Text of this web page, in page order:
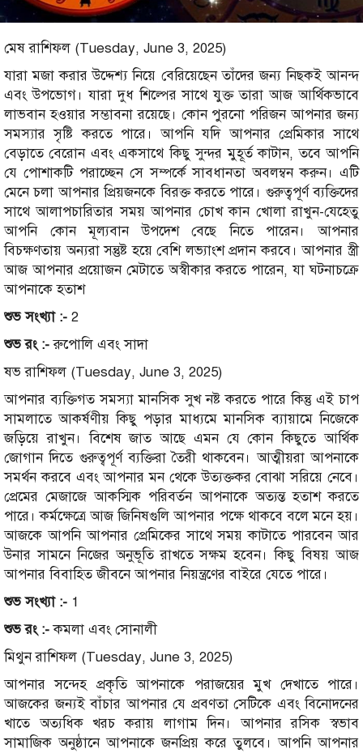
মেষ রাশিফল (Tuesday, June 3, 2025)
যারা মজা করার উদ্দেশ্য নিয়ে বেরিয়েছেন তাঁদের জন্য নিছকই আনন্দ
এবং উপভোগ। যারা দুধ শিল্পের সাথে যুক্ত তারা আজ আর্থিকভাবে
লাভবান হওয়ার সম্ভাবনা রয়েছে। কোন পুরনো পরিজন আপনার জন্য
সমস্যার সৃষ্টি করতে পারে। আপনি যদি আপনার প্রেমিকার সাথে
বেড়াতে বেরোন এবং একসাথে কিছু সুন্দর মুহূর্ত কাটান, তবে আপনি
যে পোশাকটি পরাচ্ছেন সে সম্পর্কে সাবধানতা অবলম্বন করুন। এটি
মেনে চলা আপনার প্রিয়জনকে বিরক্ত করতে পারে। গুরুত্বপূর্ণ ব্যক্তিদের
সাথে আলাপচারিতার সময় আপনার চোখ কান খোলা রাখুন-যেহেতু
আপনি কোন মূল্যবান উপদেশ বেছে নিতে পারেন। আপনার
বিচক্ষণতায় অন্যরা সন্তুষ্ট হয়ে বেশি লভ্যাংশ প্রদান করবে। আপনার স্ত্রী
আজ আপনার প্রয়োজন মেটাতে অস্বীকার করতে পারেন, যা ঘটনাচক্রে
আপনাকে হতাশ
শুভ সংখ্যা :- 2
শুভ রং :-রুপোলি এবং সাদা
ষভ রাশিফল (Tuesday, June 3, 2025)
আপনার ব্যক্তিগত সমস্যা মানসিক সুখ নষ্ট করতে পারে কিন্তু এই চাপ
সামলাতে আকর্ষণীয় কিছু পড়ার মাধ্যমে মানসিক ব্যায়ামে নিজেকে
জড়িয়ে রাখুন। বিশেষ জাত আছে এমন যে কোন কিছুতে আর্থিক
জোগান দিতে গুরুত্বপূর্ণ ব্যক্তিরা তৈরী থাকবেন। আত্মীয়রা আপনাকে
সমর্থন করবে এবং আপনার মন থেকে উত্যক্তকর বোঝা সরিয়ে নেবে।
প্রেমের মেজাজে আকস্মিক পরিবর্তন আপনাকে অত্যন্ত হতাশ করতে
পারে। কর্মক্ষেত্রে আজ জিনিষগুলি আপনার পক্ষে থাকবে বলে মনে হয়।
আজকে আপনি আপনার প্রেমিকের সাথে সময় কাটাতে পারবেন আর
উনার সামনে নিজের অনুভূতি রাখতে সক্ষম হবেন। কিছু বিষয় আজ
আপনার বিবাহিত জীবনে আপনার নিয়ন্ত্রণের বাইরে যেতে পারে।
শুভ সংখ্যা :- 1
শুভ রং :-কমলা এবং সোনালী
মিথুন রাশিফল (Tuesday, June 3, 2025)
আপনার সন্দেহ প্রকৃতি আপনাকে পরাজয়ের মুখ দেখাতে পারে।
আজকের জন্যই বাঁচার আপনার যে প্রবণতা সেটিকে এবং বিনোদনের
খাতে অত্যধিক খরচ করায় লাগাম দিন। আপনার রসিক স্বভাব
সামাজিক অনুষ্ঠানে আপনাকে জনপ্রিয় করে তুলবে। আপনি আপনার